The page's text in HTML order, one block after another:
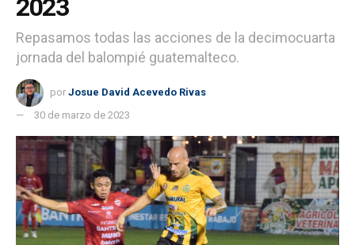
2023
Repasamos todas las acciones de la decimocuarta
jornada del balompié guatemalteco.
por Josue David Acevedo Rivas
30 de marzo de 2023